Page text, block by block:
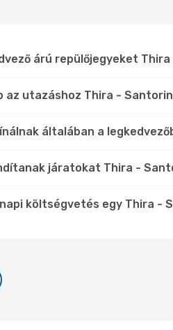
árú repülőjegyeket
az utazáshoz Thira -
általában a
járatokat Thira -
költségvetés egy Thira -